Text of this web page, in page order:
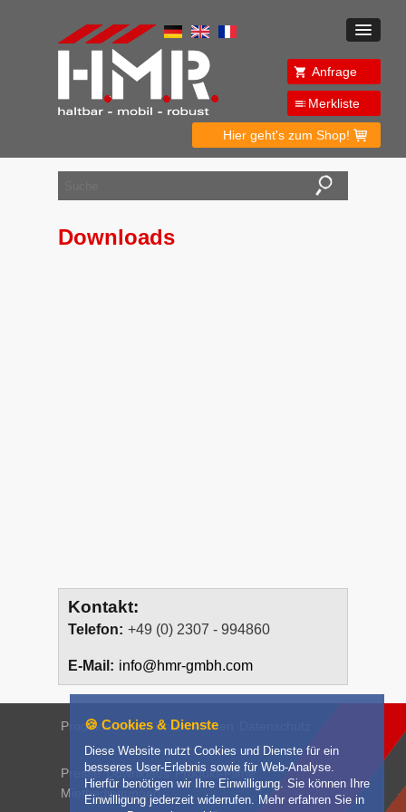
Anfrage
Merkliste
Hier geht's zum Shop!
Downloads
Kontakt:
Telefon: +49 (0) 2307 - 994860
E-Mail: info@hmr-gmbh.com
Produkte News Unternehmen
Presse Downloads Produkt-Filme
Mietbedingungen
🍪 Cookies & Dienste
Diese Website nutzt Cookies und Dienste für ein
besseres User-Erlebnis sowie für Web-Analyse.
Hierfür benötigen wir Ihre Einwilligung. Sie können Ihre
Einwilligung jederzeit widerrufen. Mehr erfahren Sie in